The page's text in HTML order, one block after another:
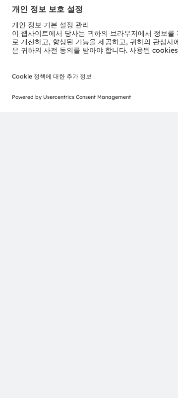
"감동적인 빛의 힘을 전하는 ams OSRAM"의
OSRAM 은 자동차 애플리케이션에서부터 산업
발해 왔다. OSRAM 브랜드 창립 이래, 전 세계
로봇공학 등 사회적 메가트렌드에 발맞춰 혁신
OSRAM 그룹은 2025년에 33억 유로의 매출
AT0000A3EPA4).
자세한 내용은 https://ams-osram.com/ko